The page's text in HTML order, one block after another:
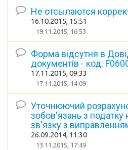
Не отсылаются
16.10.2015, 15:51
19.11.2015, 16:53
Форма відсутня в
документів - код:
17.11.2015, 09:33
17.11.2015, 14:09
Уточнюючий
зобов'язань з податку
зв'язку з
26.09.2014, 11:30
13.11.2015, 17:49